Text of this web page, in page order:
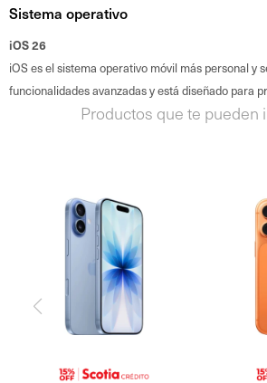
Sistema operativo
iOS 26
iOS es el sistema operativo móvil más personal y
funcionalidades avanzadas y está diseñado para
Productos que te pueden